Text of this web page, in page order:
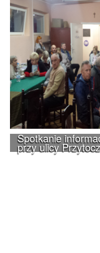
Spotkanie
przy ulicy